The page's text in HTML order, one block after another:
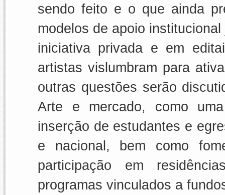
sendo feito e o que ainda
modelos de apoio
iniciativa privada e em
artistas vislumbram para
outras questões serão
Arte e mercado, como
inserção de estudantes e
e nacional, bem como
participação em
programas vinculados a